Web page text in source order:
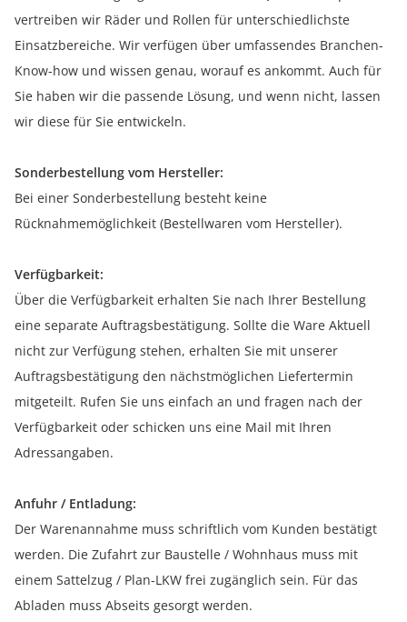
vertreiben wir Räder und Rollen für unterschiedlichste
Einsatzbereiche. Wir verfügen über umfassendes Branchen-
Know-how und wissen genau, worauf es ankommt. Auch für
Sie haben wir die passende Lösung, und wenn nicht, lassen
wir diese für Sie entwickeln.
Sonderbestellung vom Hersteller:
Bei einer Sonderbestellung besteht keine
Rücknahmemöglichkeit (Bestellwaren vom Hersteller).
Verfügbarkeit:
Über die Verfügbarkeit erhalten Sie nach Ihrer Bestellung
eine separate Auftragsbestätigung. Sollte die Ware Aktuell
nicht zur Verfügung stehen, erhalten Sie mit unserer
Auftragsbestätigung den nächstmöglichen Liefertermin
mitgeteilt. Rufen Sie uns einfach an und fragen nach der
Verfügbarkeit oder schicken uns eine Mail mit Ihren
Adressangaben.
Anfuhr / Entladung:
Der Warenannahme muss schriftlich vom Kunden bestätigt
werden. Die Zufahrt zur Baustelle / Wohnhaus muss mit
einem Sattelzug / Plan-LKW frei zugänglich sein. Für das
Abladen muss Abseits gesorgt werden.